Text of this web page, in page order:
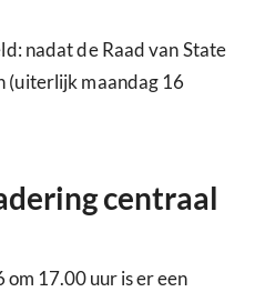
nadat de Raad van State
(uiterlijk maandag 16
centraal
17.00 uur is er een